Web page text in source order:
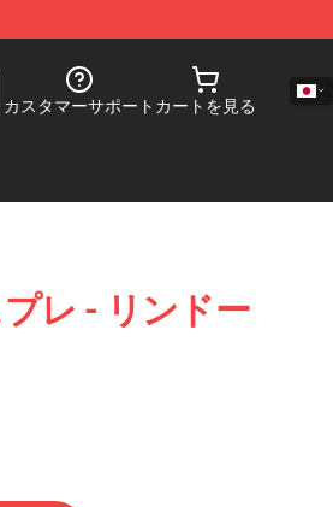
カスタマーサポート カートを見る
レ - リンドー